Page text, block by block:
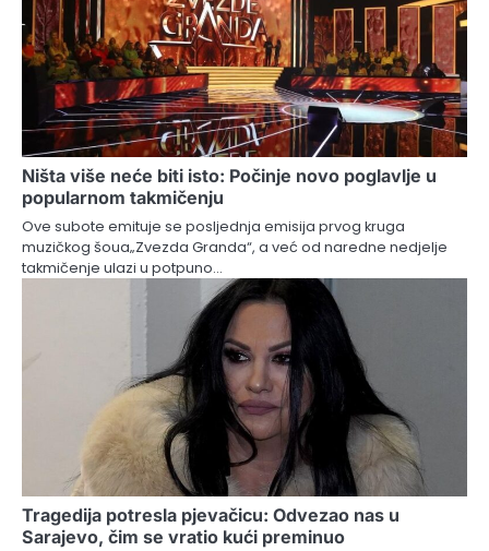
Ništa više neće biti isto: Počinje novo poglavlje u
popularnom takmičenju
Ove subote emituje se posljednja emisija prvog kruga
muzičkog šoua„Zvezda Granda“, a već od naredne nedjelje
takmičenje ulazi u potpuno…
Tragedija potresla pjevačicu: Odvezao nas u
Sarajevo, čim se vratio kući preminuo